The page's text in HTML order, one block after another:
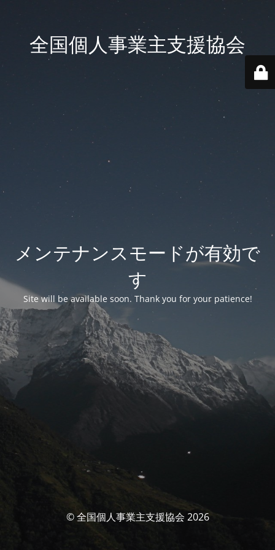
全国個人事業主支援協会
メンテナンスモードが有効で
す
Site will be available soon. Thank you for your patience!
© 全国個人事業主支援協会 2026